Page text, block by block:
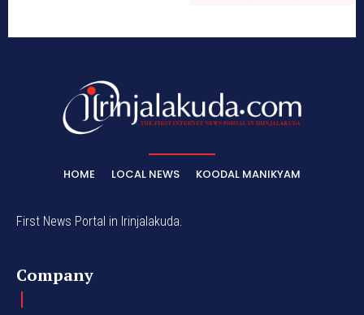
HOME LOCAL NEWS KOODAL MANIKYAM
First News Portal in Irinjalakuda.
Company